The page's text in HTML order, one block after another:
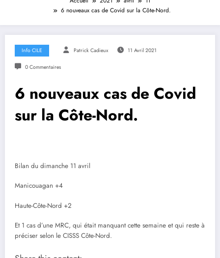
6 nouveaux cas de Covid sur la Côte-Nord.
Info CILE Patrick Cadieux 11 Avril 2021
0 Commentaires
6 nouveaux cas de Covid
sur la Côte-Nord.
Bilan du dimanche 11 avril
Manicouagan +4
Haute-Côte-Nord +2
Et 1 cas d’une MRC, qui était manquant cette semaine et qui reste à
préciser selon le CISSS Côte-Nord.